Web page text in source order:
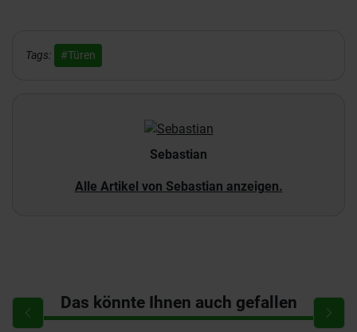
Tags: #Türen
Sebastian
Alle Artikel von Sebastian anzeigen.
Das könnte Ihnen auch gefallen